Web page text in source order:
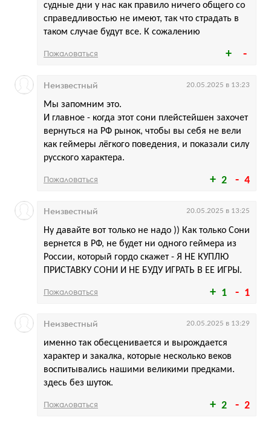
судные дни у нас как правило ничего общего со
справедливостью не имеют, так что страдать в
таком случае будут все. К сожалению
Пожаловаться
2 4
Мы запомним это.
И главное - когда этот сони плейстейшен захочет
вернуться на РФ рынок, чтобы вы себя не вели
как геймеры лёгкого поведения, и показали силу
русского характера.
Неизвестный 20.05.2025 в 13:23
Пожаловаться
1 1
Ну давайте вот только не надо )) Как только Сони
вернется в РФ, не будет ни одного геймера из
России, который гордо скажет - Я НЕ КУПЛЮ
ПРИСТАВКУ СОНИ И НЕ БУДУ ИГРАТЬ В ЕЕ ИГРЫ.
Неизвестный 20.05.2025 в 13:25
Пожаловаться
2 2
именно так обесценивается и вырождается
характер и закалка, которые несколько веков
воспитывались нашими великими предками.
здесь без шуток.
Неизвестный 20.05.2025 в 13:29
Пожаловаться